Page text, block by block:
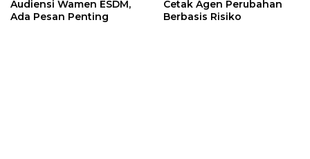
Audiensi Wamen ESDM,
Ada Pesan Penting
Cetak Agen Perubahan
Berbasis Risiko